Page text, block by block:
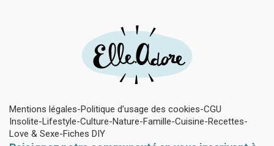
Mentions légales Politique d’usage des cookies CGU
Insolite Lifestyle Culture Nature Famille Cuisine Recettes
Love & Sexe Fiches DIY